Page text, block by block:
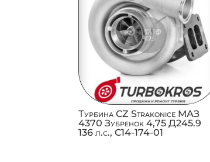
Турбина CZ Strakonice МАЗ
4370 Зубренок 4,75 Д245.9
136 л.с., C14-174-01